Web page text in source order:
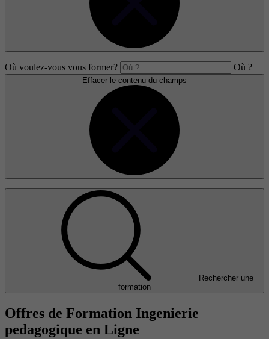
Où voulez-vous vous former? Où ?
Effacer le contenu du champs
Rechercher une
formation
Offres de Formation Ingenierie
pedagogique en Ligne